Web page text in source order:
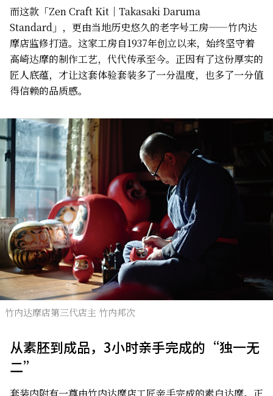
而这款「Zen Craft Kit｜Takasaki Daruma
Standard」，更由当地历史悠久的老字号工房——竹内达
摩店监修打造。这家工房自1937年创立以来，始终坚守着
高崎达摩的制作工艺，代代传承至今。正因有了这份厚实的
匠人底蕴，才让这套体验套装多了一分温度，也多了一分值
得信赖的品质感。
竹内达摩店第三代店主 竹内邦次
从素胚到成品，3小时亲手完成的“独一无
二”